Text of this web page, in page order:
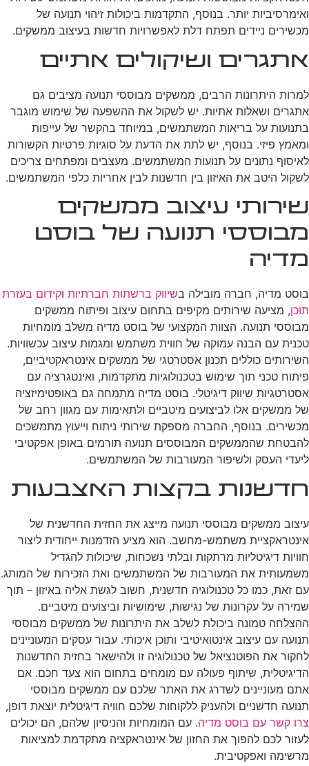
ואימרסיביות יותר. בנוסף, התקדמות ביכולות זיהוי תנועה של
מכשירים ניידים תפתח דלת לאפשרויות חדשות בעיצוב ממשקים.
אתגרים ושיקולים אתיים
למרות היתרונות הרבים, ממשקים מבוססי תנועה מציבים גם
אתגרים ושאלות אתיות. יש לשקול את ההשפעה של שימוש מוגבר
בתנועות על בריאות המשתמשים, במיוחד בהקשר של עייפות
ומאמץ פיזי. בנוסף, יש לתת את הדעת על סוגיות פרטיות הקשורות
לאיסוף נתונים על תנועות המשתמשים. מעצבים ומפתחים צריכים
לשקול היטב את האיזון בין חדשנות לבין אחריות כלפי המשתמשים.
שירותי עיצוב ממשקים
מבוססי תנועה של בוסט
מדיה
בוסט מדיה, חברה מובילה בשיווק ברשתות חברתיות וקידום בעזרת
תוכן, מציעה שירותים מקיפים בתחום עיצוב ופיתוח ממשקים
מבוססי תנועה. הצוות המקצועי של בוסט מדיה משלב מומחיות
טכנית עם הבנה עמוקה של חווית משתמש ומגמות עיצוב עכשוויות.
השירותים כוללים תכנון אסטרטגי של ממשקים אינטראקטיביים,
פיתוח טכני תוך שימוש בטכנולוגיות מתקדמות, ואינטגרציה עם
אסטרטגיות שיווק דיגיטלי. בוסט מדיה מתמחה גם באופטימיזציה
של ממשקים אלו לביצועים מיטביים ולתאימות עם מגוון רחב של
מכשירים. בנוסף, החברה מספקת שירותי ניתוח וייעוץ מתמשכים
להבטחת שהממשקים המבוססים תנועה תורמים באופן אפקטיבי
ליעדי העסק ולשיפור המעורבות של המשתמשים.
חדשנות בקצות האצבעות
עיצוב ממשקים מבוססי תנועה מייצג את החזית החדשנית של
אינטראקציית משתמש-מחשב. הוא מציע הזדמנות ייחודית ליצור
חוויות דיגיטליות מרתקות ובלתי נשכחות, שיכולות להגדיל
משמעותית את המעורבות של המשתמשים ואת הזכירות של המותג.
עם זאת, כמו כל טכנולוגיה חדשנית, חשוב לגשת אליה באיזון – תוך
שמירה על עקרונות של נגישות, שימושיות וביצועים מיטביים.
ההצלחה טמונה ביכולת לשלב את היתרונות של ממשקים מבוססי
תנועה עם עיצוב אינטואיטיבי ותוכן איכותי. עבור עסקים המעוניינים
לחקור את הפוטנציאל של טכנולוגיה זו ולהישאר בחזית החדשנות
הדיגיטלית, שיתוף פעולה עם מומחים בתחום הוא צעד חכם. אם
אתם מעוניינים לשדרג את האתר שלכם עם ממשקים מבוססי
תנועה חדשניים ולהעניק ללקוחות שלכם חוויה דיגיטלית יוצאת דופן,
צרו קשר עם בוסט מדיה. עם המומחיות והניסיון שלהם, הם יכולים
לעזור לכם להפוך את החזון של אינטראקציה מתקדמת למציאות
מרשימה ואפקטיבית.